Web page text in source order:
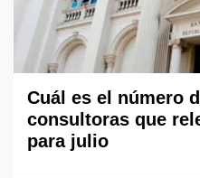
Cuál es el número
consultoras que
para julio